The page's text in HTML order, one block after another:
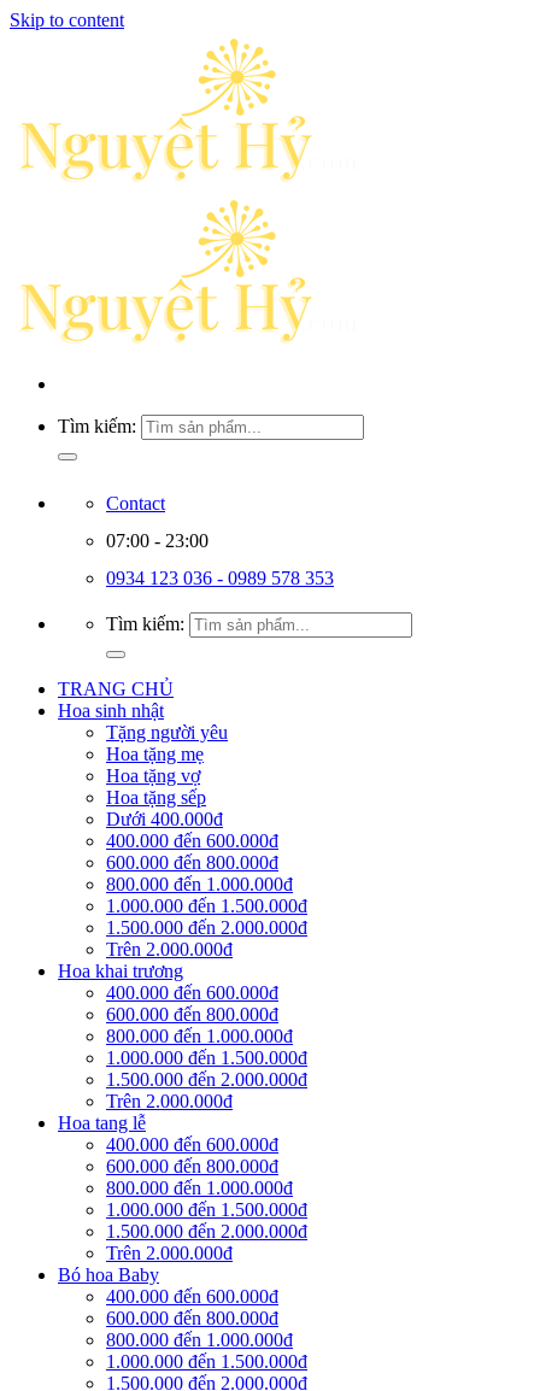
Skip to content
Tìm kiếm:
Contact
07:00 - 23:00
0934 123 036 - 0989 578 353
Tìm kiếm:
TRANG CHỦ
Hoa sinh nhật
Tặng người yêu
Hoa tặng mẹ
Hoa tặng vợ
Hoa tặng sếp
Dưới 400.000đ
400.000 đến 600.000đ
600.000 đến 800.000đ
800.000 đến 1.000.000đ
1.000.000 đến 1.500.000đ
1.500.000 đến 2.000.000đ
Trên 2.000.000đ
Hoa khai trương
400.000 đến 600.000đ
600.000 đến 800.000đ
800.000 đến 1.000.000đ
1.000.000 đến 1.500.000đ
1.500.000 đến 2.000.000đ
Trên 2.000.000đ
Hoa tang lễ
400.000 đến 600.000đ
600.000 đến 800.000đ
800.000 đến 1.000.000đ
1.000.000 đến 1.500.000đ
1.500.000 đến 2.000.000đ
Trên 2.000.000đ
Bó hoa Baby
400.000 đến 600.000đ
600.000 đến 800.000đ
800.000 đến 1.000.000đ
1.000.000 đến 1.500.000đ
1.500.000 đến 2.000.000đ